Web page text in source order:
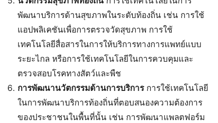
พัฒนาบริการด้านสุขภาพในระดับท้องถิ่น เช่น การใช้
แอปพลิเคชันเพื่อการตรวจวัดสุขภาพ การใช้
เทคโนโลยีสื่อสารในการให้บริการทางการแพทย์แบบ
ระยะไกล หรือการใช้เทคโนโลยีในการควบคุมและ
ตรวจสอบโรคทางสัตว์และพืช
การพัฒนานวัตกรรมด้านการบริการการใช้เทคโนโลยี
ในการพัฒนาบริการท้องถิ่นที่ตอบสนองความต้องการ
ของประชาชนในพื้นที่นั้น เช่น การพัฒนาแพลตฟอร์ม